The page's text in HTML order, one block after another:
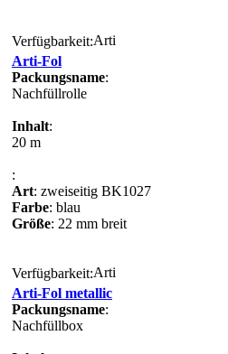
Verfügbarkeit:
Arti-Fol
Packungsname:
Nachfüllrolle
Inhalt:
20 m
:
Art: zweiseitig BK1027
Farbe: blau
Größe: 22 mm breit
Verfügbarkeit:
Arti-Fol metallic
Packungsname:
Nachfüllbox